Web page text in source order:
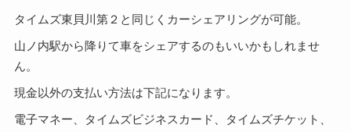
タイムズ東貝川第２と同じくカーシェアリングが可能。
山ノ内駅から降りて車をシェアするのもいいかもしれませ
ん。
現金以外の支払い方法は下記になります。
電子マネー、タイムズビジネスカード、タイムズチケット、